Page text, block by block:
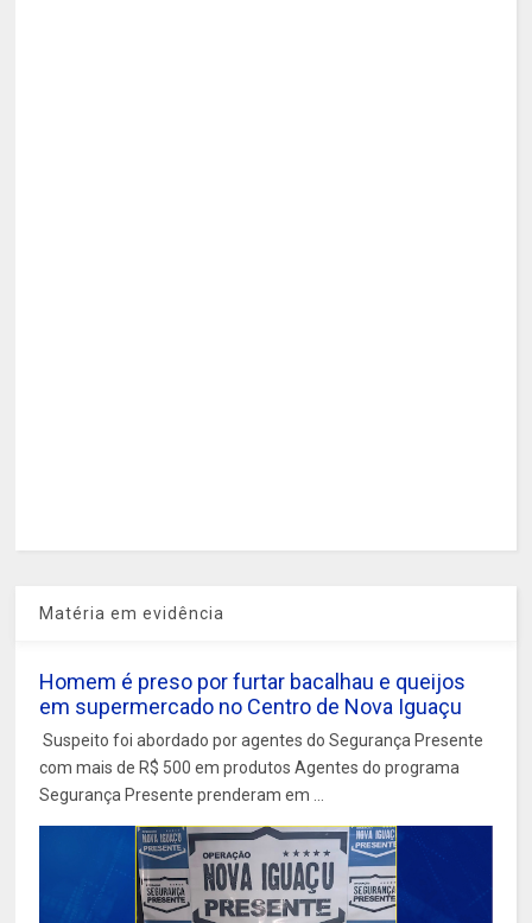
Matéria em evidência
Homem é preso por furtar bacalhau e queijos
em supermercado no Centro de Nova Iguaçu
Suspeito foi abordado por agentes do Segurança Presente
com mais de R$ 500 em produtos Agentes do programa
Segurança Presente prenderam em ...